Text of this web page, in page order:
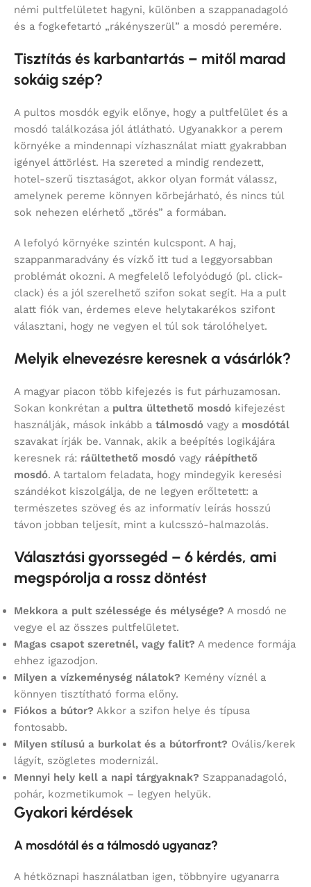
némi pultfelületet hagyni, különben a szappanadagoló
és a fogkefetartó „rákényszerül” a mosdó peremére.
Tisztítás és karbantartás – mitől marad
sokáig szép?
A pultos mosdók egyik előnye, hogy a pultfelület és a
mosdó találkozása jól átlátható. Ugyanakkor a perem
környéke a mindennapi vízhasználat miatt gyakrabban
igényel áttörlést. Ha szereted a mindig rendezett,
hotel-szerű tisztaságot, akkor olyan formát válassz,
amelynek pereme könnyen körbejárható, és nincs túl
sok nehezen elérhető „törés” a formában.
A lefolyó környéke szintén kulcspont. A haj,
szappanmaradvány és vízkő itt tud a leggyorsabban
problémát okozni. A megfelelő lefolyódugó (pl. click-
clack) és a jól szerelhető szifon sokat segít. Ha a pult
alatt fiók van, érdemes eleve helytakarékos szifont
választani, hogy ne vegyen el túl sok tárolóhelyet.
Melyik elnevezésre keresnek a vásárlók?
A magyar piacon több kifejezés is fut párhuzamosan.
Sokan konkrétan a pultra ültethető mosdó kifejezést
használják, mások inkább a tálmosdó vagy a mosdótál
szavakat írják be. Vannak, akik a beépítés logikájára
keresnek rá: ráültethető mosdó vagy ráépíthető
mosdó. A tartalom feladata, hogy mindegyik keresési
szándékot kiszolgálja, de ne legyen erőltetett: a
természetes szöveg és az informatív leírás hosszú
távon jobban teljesít, mint a kulcsszó-halmazolás.
Választási gyorssegéd – 6 kérdés, ami
megspórolja a rossz döntést
Mekkora a pult szélessége és mélysége? A mosdó ne
vegye el az összes pultfelületet.
Magas csapot szeretnél, vagy falit? A medence formája
ehhez igazodjon.
Milyen a vízkeménység nálatok? Kemény víznél a
könnyen tisztítható forma előny.
Fiókos a bútor? Akkor a szifon helye és típusa
fontosabb.
Milyen stílusú a burkolat és a bútorfront? Ovális/kerek
lágyít, szögletes modernizál.
Mennyi hely kell a napi tárgyaknak? Szappanadagoló,
pohár, kozmetikumok – legyen helyük.
Gyakori kérdések
A mosdótál és a tálmosdó ugyanaz?
A hétköznapi használatban igen, többnyire ugyanarra